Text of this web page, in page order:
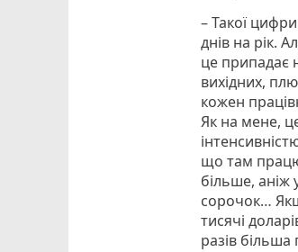
– Такої
днів на рік.
це припадає
вихідних,
кожен
Як на мене,
що там
більше, аніж
сорочок…
тисячі
разів більша